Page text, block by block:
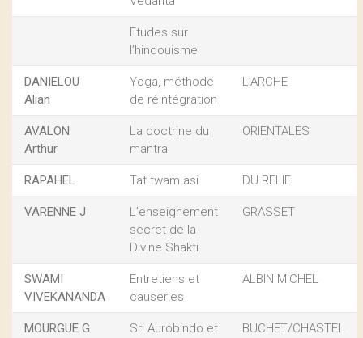
Etudes sur
l’hindouisme
DANIELOU
Alian
Yoga, méthode
de réintégration
L’ARCHE
AVALON
Arthur
La doctrine du
mantra
ORIENTALES
RAPAHEL Tat twam asi DU RELIE
VARENNE J
L’enseignement
secret de la
Divine Shakti
GRASSET
SWAMI
VIVEKANANDA
Entretiens et
causeries
ALBIN MICHEL
MOURGUE G
Sri Aurobindo et
BUCHET/CHASTEL